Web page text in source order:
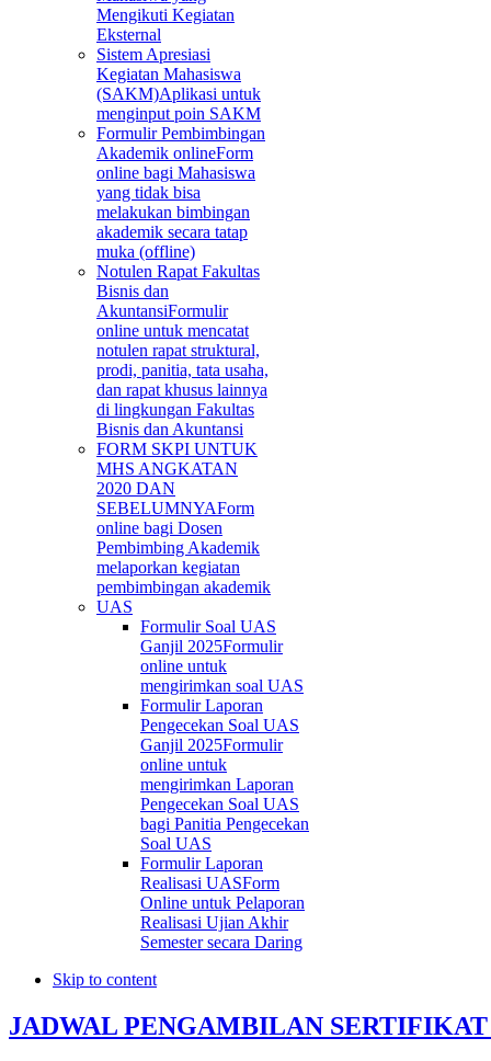
Mengikuti Kegiatan
Eksternal
Sistem Apresiasi
Kegiatan Mahasiswa
(SAKM)Aplikasi untuk
menginput poin SAKM
Formulir Pembimbingan
Akademik onlineForm
online bagi Mahasiswa
yang tidak bisa
melakukan bimbingan
akademik secara tatap
muka (offline)
Notulen Rapat Fakultas
Bisnis dan
AkuntansiFormulir
online untuk mencatat
notulen rapat struktural,
prodi, panitia, tata usaha,
dan rapat khusus lainnya
di lingkungan Fakultas
Bisnis dan Akuntansi
FORM SKPI UNTUK
MHS ANGKATAN
2020 DAN
SEBELUMNYAForm
online bagi Dosen
Pembimbing Akademik
melaporkan kegiatan
pembimbingan akademik
UAS
Formulir Soal UAS
Ganjil 2025Formulir
online untuk
mengirimkan soal UAS
Formulir Laporan
Pengecekan Soal UAS
Ganjil 2025Formulir
online untuk
mengirimkan Laporan
Pengecekan Soal UAS
bagi Panitia Pengecekan
Soal UAS
Formulir Laporan
Realisasi UASForm
Online untuk Pelaporan
Realisasi Ujian Akhir
Semester secara Daring
Skip to content
JADWAL PENGAMBILAN